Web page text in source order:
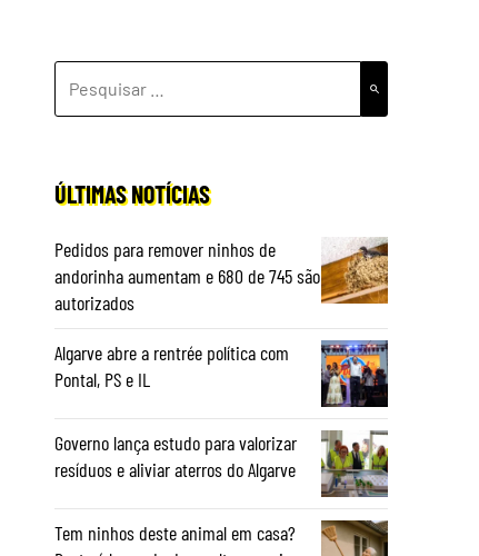
POR:
ÚLTIMAS NOTÍCIAS
Pedidos para remover ninhos de
andorinha aumentam e 680 de 745 são
autorizados
Algarve abre a rentrée política com
Pontal, PS e IL
Governo lança estudo para valorizar
resíduos e aliviar aterros do Algarve
Tem ninhos deste animal em casa?